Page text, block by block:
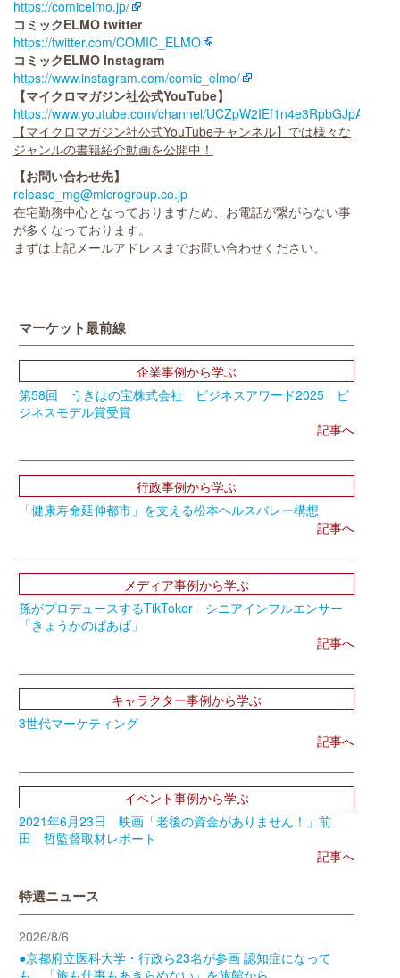
https://comicelmo.jp/
コミックELMO twitter
https://twitter.com/COMIC_ELMO
コミックELMO Instagram
https://www.instagram.com/comic_elmo/
【マイクロマガジン社公式YouTube】
https://www.youtube.com/channel/UCZpW2IEf1n4e3RpbGJpAJzg
【マイクロマガジン社公式YouTubeチャンネル】では様々な
ジャンルの書籍紹介動画を公開中！
【お問い合わせ先】
release_mg@microgroup.co.jp
在宅勤務中心となっておりますため、お電話が繋がらない事
が多くなっております。
まずは上記メールアドレスまでお問い合わせください。
マーケット最前線
企業事例から学ぶ
第58回 うきはの宝株式会社 ビジネスアワード2025 ビ
ジネスモデル賞受賞
記事へ
行政事例から学ぶ
「健康寿命延伸都市」を支える松本ヘルスバレー構想
記事へ
メディア事例から学ぶ
孫がプロデュースするTikToker シニアインフルエンサー
「きょうかのばあば」
記事へ
キャラクター事例から学ぶ
3世代マーケティング
記事へ
イベント事例から学ぶ
2021年6月23日 映画「老後の資金がありません！」前
田 哲監督取材レポート
記事へ
特選ニュース
2026/8/6
●京都府立医科大学・行政ら23名が参画 認知症になって
も、「旅も仕事もあきらめない」を旅館から